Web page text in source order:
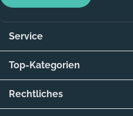
Service
Top-Kategorien
Rechtliches